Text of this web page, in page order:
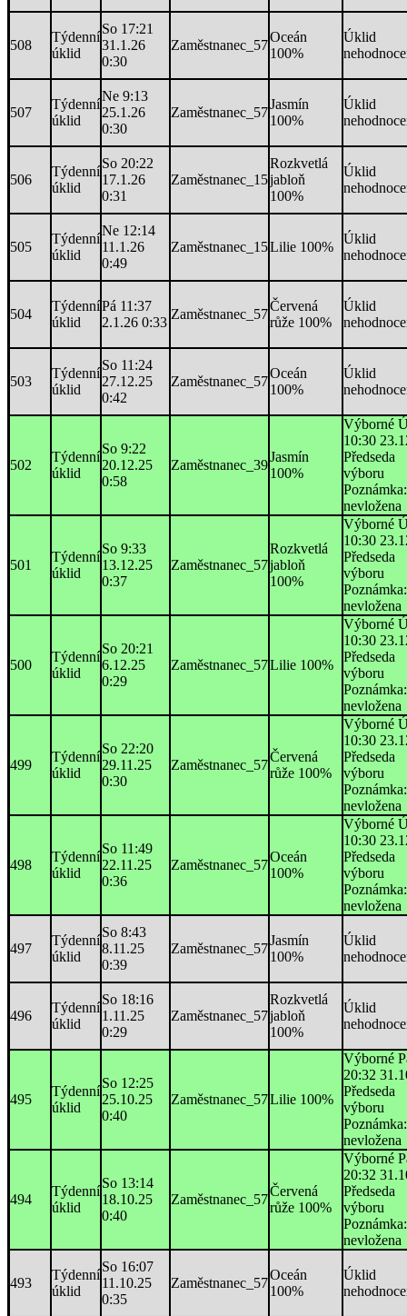
508
Týdenní
úklid
So 17:21
31.1.26
0:30
Zaměstnanec_57
Oceán
100%
Úklid
507
Týdenní
úklid
Ne 9:13
25.1.26
0:30
Zaměstnanec_57
Jasmín
100%
Úklid
506
Týdenní
úklid
So 20:22
17.1.26
0:31
Zaměstnanec_15
Rozkvetlá
jabloň
100%
Úklid
505
Týdenní
úklid
Ne 12:14
11.1.26
0:49
Zaměstnanec_15Lilie 100%
Úklid
504
Týdenní
úklid
Pá 11:37
2.1.26 0:33
Zaměstnanec_57
Červená
růže 100%
Úklid
503
Týdenní
úklid
So 11:24
27.12.25
0:42
Zaměstnanec_57
Oceán
100%
Úklid
502
Týdenní
úklid
So 9:22
20.12.25
0:58
Zaměstnanec_39
Jasmín
100%
Výborné
10:30
Předseda
výboru
Poznámka:
nevložena
501
Týdenní
úklid
So 9:33
13.12.25
0:37
Zaměstnanec_57
Rozkvetlá
jabloň
100%
Výborné
10:30
Předseda
výboru
Poznámka:
nevložena
500
Týdenní
úklid
So 20:21
6.12.25
0:29
Zaměstnanec_57Lilie 100%
Výborné
10:30
Předseda
výboru
Poznámka:
nevložena
499
Týdenní
úklid
So 22:20
29.11.25
0:30
Zaměstnanec_57
Červená
růže 100%
Výborné
10:30
Předseda
výboru
Poznámka:
nevložena
498
Týdenní
úklid
So 11:49
22.11.25
0:36
Zaměstnanec_57
Oceán
100%
Výborné
10:30
Předseda
výboru
Poznámka:
nevložena
497
Týdenní
úklid
So 8:43
8.11.25
0:39
Zaměstnanec_57
Jasmín
100%
Úklid
496
Týdenní
úklid
So 18:16
1.11.25
0:29
Zaměstnanec_57
Rozkvetlá
jabloň
100%
Úklid
495
Týdenní
úklid
So 12:25
25.10.25
0:40
Zaměstnanec_57Lilie 100%
Výborné
20:32
Předseda
výboru
Poznámka:
nevložena
494
Týdenní
úklid
So 13:14
18.10.25
0:40
Zaměstnanec_57
Červená
růže 100%
Výborné
20:32
Předseda
výboru
Poznámka:
nevložena
493
Týdenní
úklid
So 16:07
11.10.25
0:35
Zaměstnanec_57
Oceán
100%
Úklid